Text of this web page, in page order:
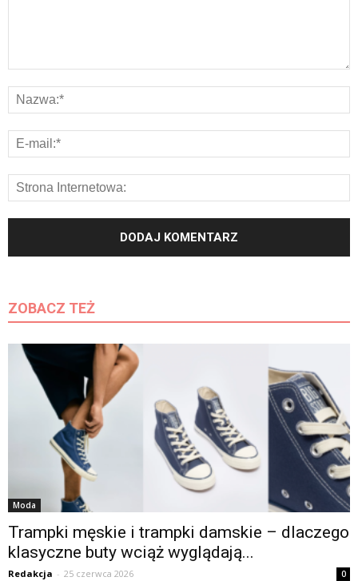
ZOBACZ TEŻ
Moda
Trampki męskie i trampki damskie – dlaczego
klasyczne buty wciąż wyglądają...
Redakcja - 25 czerwca 2026 0